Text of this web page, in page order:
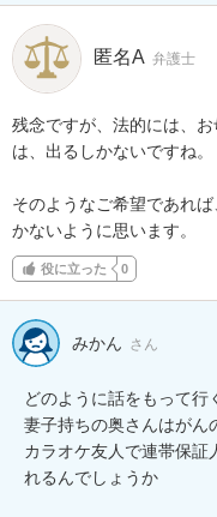
匿名A 弁護士
残念ですが、法的には、
は、出るしかないですね。
そのようなご希望であれ
かないように思います。
役に立った 0
みかん さん
どのように話をもって行
妻子持ちの奥さんはがん
カラオケ友人で連帯保証
れるんでしょうか